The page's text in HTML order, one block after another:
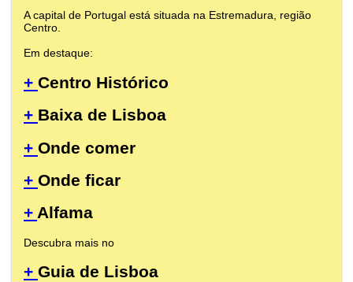
A capital de Portugal está situada na Estremadura, região
Centro.
Em destaque:
+ Centro Histórico
+ Baixa de Lisboa
+ Onde comer
+ Onde ficar
+ Alfama
Descubra mais no
+ Guia de Lisboa